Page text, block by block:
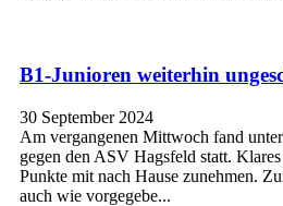
B1-Junioren weiterhin
30 September 2024
Am vergangenen Mittwoch fand
gegen den ASV Hagsfeld statt.
Punkte mit nach Hause zunehmen.
auch wie vorgegebe...